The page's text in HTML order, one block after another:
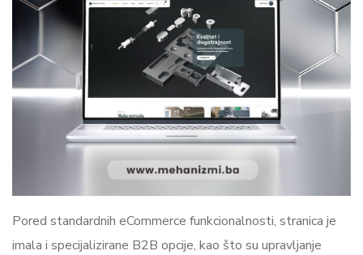
Pored standardnih eCommerce funkcionalnosti, stranica je
imala i specijalizirane B2B opcije, kao što su upravljanje